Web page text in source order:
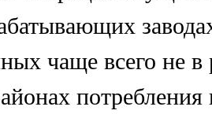
чаще всего не
потребления